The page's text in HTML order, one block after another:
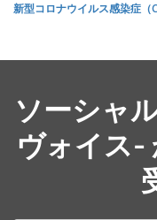
新型コロナウイルス感染症（
ソーシャ
ヴォイス-